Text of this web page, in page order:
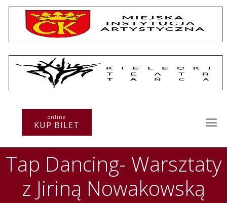
online
KUP BILET
Tap Dancing- Warsztaty
z Jiriną Nowakowską
Repertuar
Warsztaty
Festiwal
Kurs instruktorski
Sprawozdania